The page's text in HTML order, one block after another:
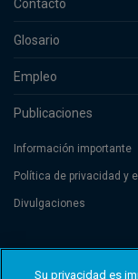
Contacto
Glosario
Empleo
Publicaciones
Información importante
Política de privacidad y
Divulgaciones
de Commerce et des
Su privacidad es